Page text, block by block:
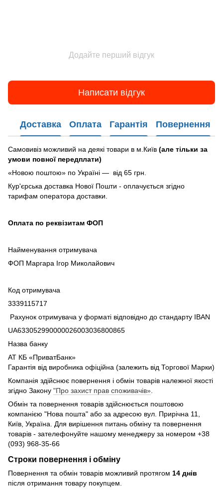
Додайте перший відгук
Написати відгук
Доставка Оплата Гарантія Повернення
Самовивіз можливий на деякі товари в м.Київ (але тільки за
умови повної передплати)
«Новою поштою» по Україні — від 65 грн.
Кур'єрська доставка Нової Пошти - оплачується згідно
тарифам оператора доставки.
Оплата по реквізитам ФОП
Найменування отримувача
ФОП Маргара Ігор Миколайович
Код отримувача
3339115717
Рахунок отримувача у форматі відповідно до стандарту IBAN
UA633052990000026003036800865
Назва банку
АТ КБ «ПриватБанк»
Гарантія від виробника офіційна (залежить від Торгової Марки)
Компанія здійснює повернення і обмін товарів належної якості
згідно Закону "Про захист прав споживачів».
Обмін та повернення товарів здійснюється поштовою
компанією "Нова пошта" або за адресою вул. Прирічна 11,
Київ, Україна. Для вирішення питань обміну та повернення
товарів - зателефонуйте нашому менеджеру за номером +38
(093) 968-35-66
Строки повернення і обміну
Повернення та обмін товарів можливий протягом 14 днів
після отримання товару покупцем.